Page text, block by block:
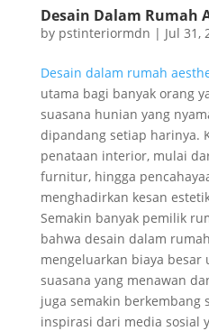
Desain Dalam Rumah
by pstinteriormdn | Jul 31,
Desain dalam rumah
utama bagi banyak orang
suasana hunian yang
dipandang setiap harinya.
penataan interior, mulai
furnitur, hingga
menghadirkan kesan
Semakin banyak pemilik
bahwa desain dalam
mengeluarkan biaya besar
suasana yang menawan
juga semakin berkembang
inspirasi dari media sosial